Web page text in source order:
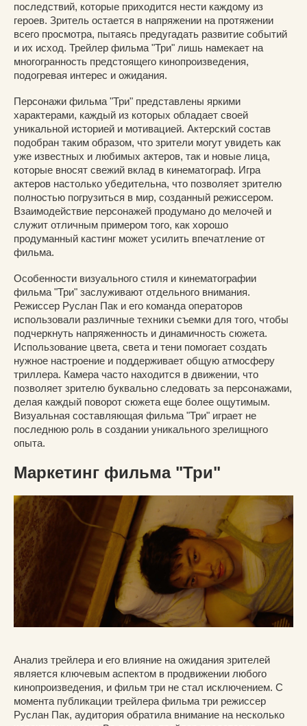
последствий, которые приходится нести каждому из
героев. Зритель остается в напряжении на протяжении
всего просмотра, пытаясь предугадать развитие событий
и их исход. Трейлер фильма "Три" лишь намекает на
многогранность предстоящего кинопроизведения,
подогревая интерес и ожидания.
Персонажи фильма "Три" представлены яркими
характерами, каждый из которых обладает своей
уникальной историей и мотивацией. Актерский состав
подобран таким образом, что зрители могут увидеть как
уже известных и любимых актеров, так и новые лица,
которые вносят свежий вклад в кинематограф. Игра
актеров настолько убедительна, что позволяет зрителю
полностью погрузиться в мир, созданный режиссером.
Взаимодействие персонажей продумано до мелочей и
служит отличным примером того, как хорошо
продуманный кастинг может усилить впечатление от
фильма.
Особенности визуального стиля и кинематографии
фильма "Три" заслуживают отдельного внимания.
Режиссер Руслан Пак и его команда операторов
использовали различные техники съемки для того, чтобы
подчеркнуть напряженность и динамичность сюжета.
Использование цвета, света и тени помогает создать
нужное настроение и поддерживает общую атмосферу
триллера. Камера часто находится в движении, что
позволяет зрителю буквально следовать за персонажами,
делая каждый поворот сюжета еще более ощутимым.
Визуальная составляющая фильма "Три" играет не
последнюю роль в создании уникального зрелищного
опыта.
Маркетинг фильма "Три"
Анализ трейлера и его влияние на ожидания зрителей
является ключевым аспектом в продвижении любого
кинопроизведения, и фильм три не стал исключением. С
момента публикации трейлера фильма три режиссер
Руслан Пак, аудитория обратила внимание на несколько